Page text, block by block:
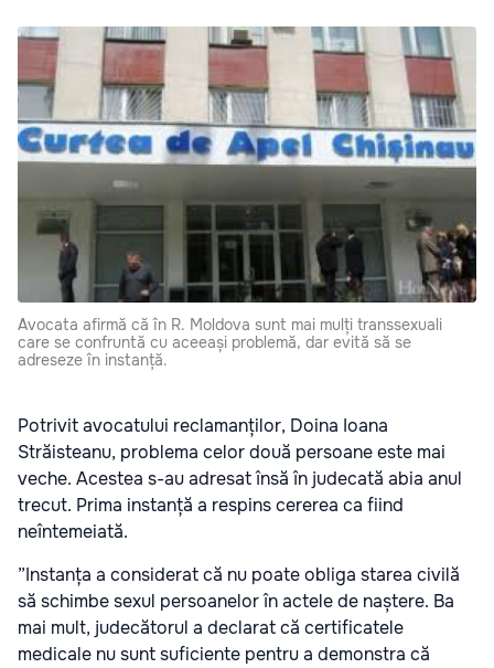
Avocata afirmă că în R. Moldova sunt mai mulți transsexuali
care se confruntă cu aceeași problemă, dar evită să se
adreseze în instanță.
Potrivit avocatului reclamanților, Doina Ioana
Străisteanu, problema celor două persoane este mai
veche. Acestea s-au adresat însă în judecată abia anul
trecut. Prima instanță a respins cererea ca fiind
neîntemeiată.
”Instanța a considerat că nu poate obliga starea civilă
să schimbe sexul persoanelor în actele de naștere. Ba
mai mult, judecătorul a declarat că certificatele
medicale nu sunt suficiente pentru a demonstra că